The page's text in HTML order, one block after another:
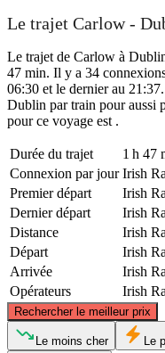
Le trajet Carlow -
Le trajet de Carlow à
47 min. Il y a 34
06:30 et le dernier au
Dublin par train pour aussi
pour ce voyage est .
Durée du trajet
1 h 47
Connexion par jour Irish
Premier départ
Irish
Dernier départ
Irish
Distance
Irish
Départ
Irish
Arrivée
Irish
Opérateurs
Irish
Rechercher le meilleur prix
Le moins cher Le